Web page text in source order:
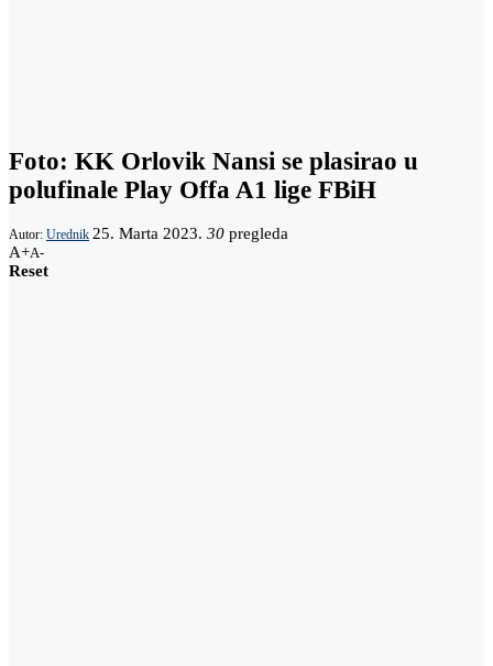
Foto: KK Orlovik Nansi se plasirao u
polufinale Play Offa A1 lige FBiH
Autor: Urednik 25. Marta 2023. 30 pregleda
A+A-
Reset